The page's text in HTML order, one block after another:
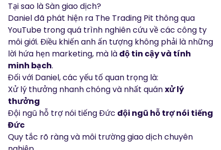
Tại sao là Sàn giao dịch?
Daniel đã phát hiện ra The Trading Pit thông qua
YouTube trong quá trình nghiên cứu về các công ty
môi giới. Điều khiến anh ấn tượng không phải là những
lời hứa hẹn marketing, mà làđộ tin cậy và tính
minh bạch.
Đối với Daniel, các yếu tố quan trọng là:
Xử lý thưởng nhanh chóng và nhất quánxử lý
thưởng
Đội ngũ hỗ trợ nói tiếng Đức đội ngũ hỗ trợ nói tiếng
Đức
Quy tắc rõ ràng và môi trường giao dịch chuyên